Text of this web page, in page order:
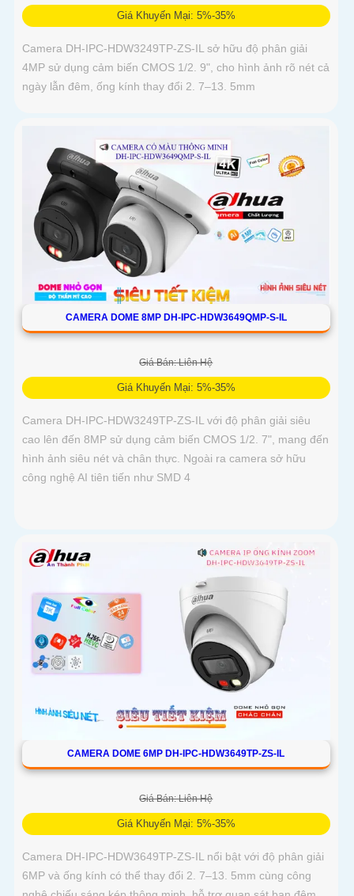
Giá Khuyến Mại: 5%-35%
Camera DH-IPC-HDW3249TP-ZS-IL sở hữu độ phân giải
4MP sử dụng cảm biến CMOS 1/2. 9", cho hình ảnh rõ nét cả
ngày lẫn đêm, ống kính thay đổi 2. 7–13. 5mm
CAMERA DOME 8MP DH-IPC-HDW3649QMP-S-IL
Giá Bán: Liên Hệ
Giá Khuyến Mại: 5%-35%
Camera DH-IPC-HDW3249TP-ZS-IL với độ phân giải siêu
cao lên đến 8MP sử dụng cảm biến CMOS 1/2. 7", mang đến
hình ảnh siêu nét và chân thực. Ngoài ra camera sở hữu
công nghệ AI tiên tiến như SMD 4
CAMERA DOME 6MP DH-IPC-HDW3649TP-ZS-IL
Giá Bán: Liên Hệ
Giá Khuyến Mại: 5%-35%
Camera DH-IPC-HDW3649TP-ZS-IL nổi bật với độ phân giải
6MP và ống kính có thể thay đổi 2. 7–13. 5mm cùng công